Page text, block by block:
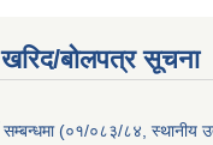
बोलपत्र सूचना
सम्बन्धमा (०१/०८३/८४, स्थानीय